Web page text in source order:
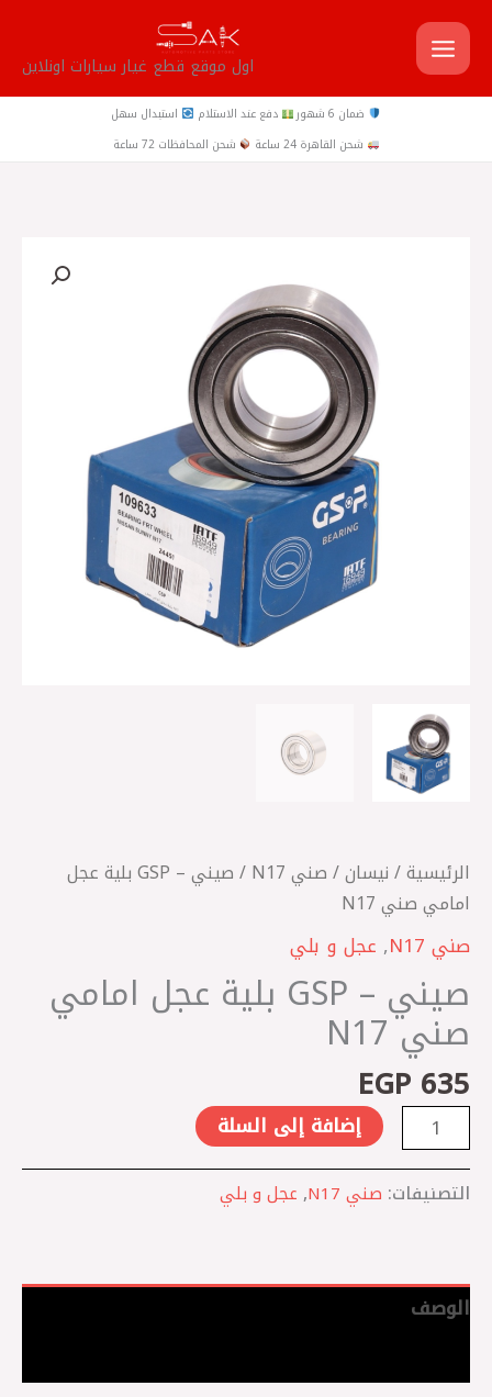
تخطي
إلى
المحتوى
اول موقع قطع غيار سيارات اونلاين
ضمان 6 شهور دفع عند الاستلام
استبدال سهل
شحن القاهرة 24 ساعة
شحن المحافظات 72 ساعة
الرئيسية/ نيسان/ صني N17
/ صيني – GSP بلية عجل
امامي صني N17
صني N17 , عجل و بلي
صيني – GSP بلية عجل امامي
صني N17
EGP 635
إضافة إلى السلة
التصنيفات: صني N17 , عجل و بلي
الوصف